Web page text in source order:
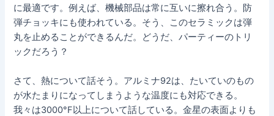
に最適です。例えば、機械部品は常に互いに擦れ合う。防
弾チョッキにも使われている。そう、このセラミックは弾
丸を止めることができるんだ。どうだ、パーティーのトリ
ックだろう？
さて、熱について話そう。アルミナ92は、たいていのもの
が水たまりになってしまうような温度にも対応できる。
我々は3000°F以上について話している。金星の表面よりも